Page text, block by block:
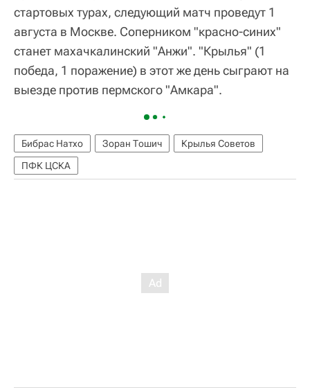
стартовых турах, следующий матч проведут 1
августа в Москве. Соперником "красно-синих"
станет махачкалинский "Анжи". "Крылья" (1
победа, 1 поражение) в этот же день сыграют на
выезде против пермского "Амкара".
Бибрас Натхо Зоран Тошич
Крылья Советов
ПФК ЦСКА